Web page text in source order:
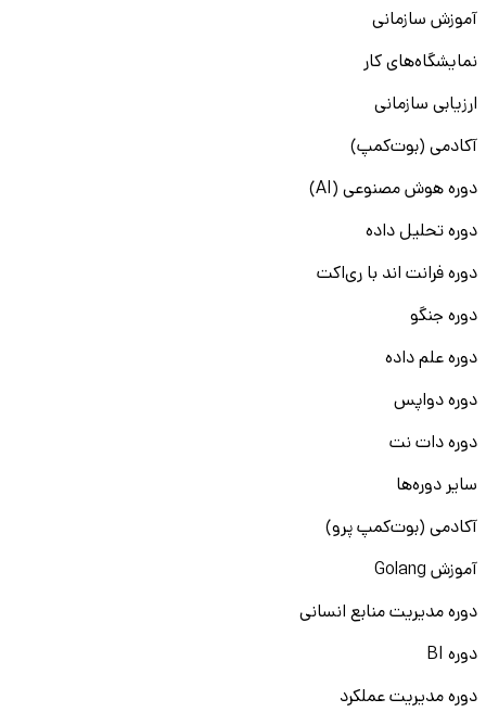
آموزش سازمانی
نمایشگاه‌های کار
ارزیابی سازمانی
آکادمی (بوت‌کمپ)
دوره هوش مصنوعی (AI)
دوره تحلیل داده
دوره فرانت اند با ری‌اکت
دوره جنگو
دوره علم داده
دوره دواپس
دوره دات نت
سایر دوره‌ها
آکادمی (بوت‌کمپ پرو)
آموزش Golang
دوره مدیریت منابع انسانی
دوره BI
دوره مدیریت عملکرد